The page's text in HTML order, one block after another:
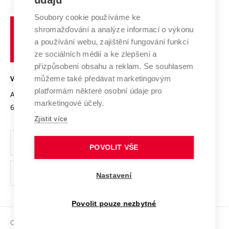
Systém zajišťování kvality výzkumu
Výzkumné infrastruktury
Transfer znalostí
Open Science
Projekty
Projekty ze strukturálních fondů
Specifický výzkum
Spolupráce se školami
Služby univerzity
Mezinárodní dohody
Univerzitní sítě
Profil univerzity
Udržitelná univerzita
Podnikavá univerzita / ContriBUTe
Bezpečná univerzita
Vyznamenání
Organizační struktura
Ochrana osobních údajů
odkaz)
Sociální bezpečí
učení
technické
VYSOKÉ UČENÍ TECHNICKÉ V BRNĚ
Antonínská 548/1
602 00 Brno
www.vut.cz
vut@vutbr.cz
Copyright © 2026 VUT
Soubory cookie používáme ke
shromažďování a analýze informací o výkonu
a používání webu, zajištění fungování funkcí
ze sociálních médií a ke zlepšení a
přizpůsobení obsahu a reklam. Se souhlasem
můžeme také předávat marketingovým
platformám některé osobní údaje pro
marketingové účely.
Zjistit více
POVOLIT VŠE
Nastavení
Povolit pouze nezbytné